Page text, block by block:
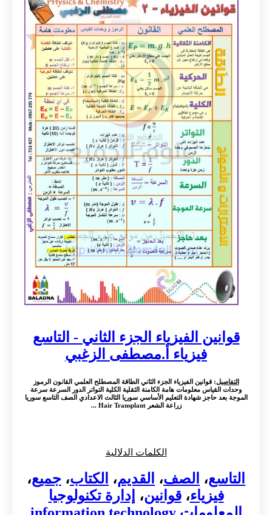
قوانين الفيزياء الجزء الثاني - التاسع
فيزياء أ.مصطفى الزغبي
التفاصيل: قوانين الفيزياء الجزء الثاني الطاقة المصطلح العلمي القانون الرموز
وحدات القياس معلومات هامة الكامنة الثقلية الكلية التواتر الدور السرعة سرعة
الموجة بعد حاجز شهادة التعليم الأساسي سوريا الثالث الاعدادي الصف التاسع سوريا
زراعة الشعر Hair Transplant ...
الكلمات الدلالية
التاسع، الصف، القديم، الكتاب، جميع،
فيزياء،قوانين، إدارة تكنولوجيا